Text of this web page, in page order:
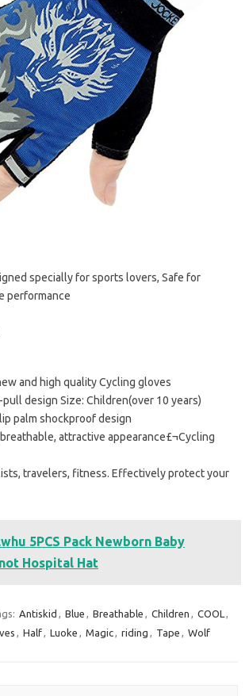
specially for sports lovers, Safe for
performance
and high quality Cycling gloves
design Size: Children(over 10 years)
palm shockproof design
attractive appearance£¬Cycling
travelers, fitness. Effectively protect your
5PCS Pack Newborn Baby
Hospital Hat
Antiskid , Blue , Breathable , Children , COOL ,
, Half, Luoke , Magic, riding , Tape , Wolf